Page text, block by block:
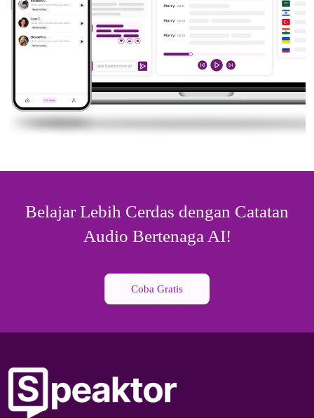
Belajar Lebih Cerdas dengan Catatan
Audio Bertenaga AI!
Coba Gratis